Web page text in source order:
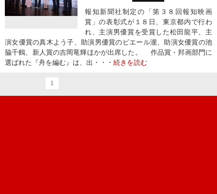
報知新聞社制定の「第３８回報知映画
賞」の表彰式が１８日、東京都内で行わ
れ、主演男優賞を受賞した松田龍平、主
演女優賞の真木よう子、助演男優賞のピエール瀧、助演女優賞の池
脇千鶴、新人賞の吉岡竜輝ほかが出席した。 作品賞・邦画部門に
選ばれた『舟を編む』は、出・・・ 続きを読む
1